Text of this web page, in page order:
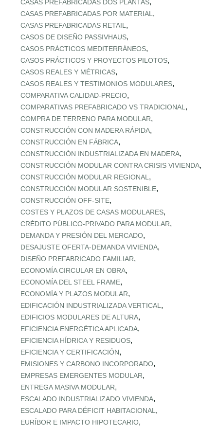
CASAS PREFABRICADAS DOS PLANTAS,
CASAS PREFABRICADAS POR MATERIAL ,
CASAS PREFABRICADAS RETAIL ,
CASOS DE DISEÑO PASSIVHAUS,
CASOS PRÁCTICOS MEDITERRÁNEOS,
CASOS PRÁCTICOS Y PROYECTOS PILOTOS,
CASOS REALES Y MÉTRICAS,
CASOS REALES Y TESTIMONIOS MODULARES,
COMPARATIVA CALIDAD‑PRECIO,
COMPARATIVAS PREFABRICADO VS TRADICIONAL ,
COMPRA DE TERRENO PARA MODULAR,
CONSTRUCCIÓN CON MADERA RÁPIDA,
CONSTRUCCIÓN EN FÁBRICA,
CONSTRUCCIÓN INDUSTRIALIZADA EN MADERA,
CONSTRUCCIÓN MODULAR CONTRA CRISIS VIVIENDA,
CONSTRUCCIÓN MODULAR REGIONAL ,
CONSTRUCCIÓN MODULAR SOSTENIBLE,
CONSTRUCCIÓN OFF‑SITE,
COSTES Y PLAZOS DE CASAS MODULARES,
CRÉDITO PÚBLICO‑PRIVADO PARA MODULAR,
DEMANDA Y PRESIÓN DEL MERCADO,
DESAJUSTE OFERTA‑DEMANDA VIVIENDA,
DISEÑO PREFABRICADO FAMILIAR,
ECONOMÍA CIRCULAR EN OBRA,
ECONOMÍA DEL STEEL FRAME,
ECONOMÍA Y PLAZOS MODULAR,
EDIFICACIÓN INDUSTRIALIZADA VERTICAL ,
EDIFICIOS MODULARES DE ALTURA,
EFICIENCIA ENERGÉTICA APLICADA,
EFICIENCIA HÍDRICA Y RESIDUOS,
EFICIENCIA Y CERTIFICACIÓN,
EMISIONES Y CARBONO INCORPORADO,
EMPRESAS EMERGENTES MODULAR,
ENTREGA MASIVA MODULAR,
ESCALADO INDUSTRIALIZADO VIVIENDA,
ESCALADO PARA DÉFICIT HABITACIONAL ,
EURÍBOR E IMPACTO HIPOTECARIO,